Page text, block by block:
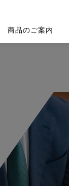
商品のご案内